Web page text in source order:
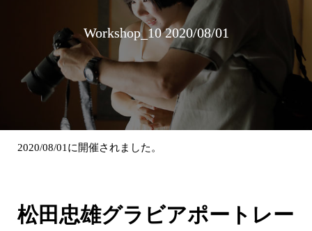
Workshop_10 2020/08/01
2020/08/01に開催されました。
松田忠雄グラビアポートレー